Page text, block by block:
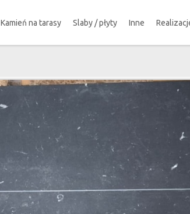
Kamień na tarasy Slaby / płyty Inne